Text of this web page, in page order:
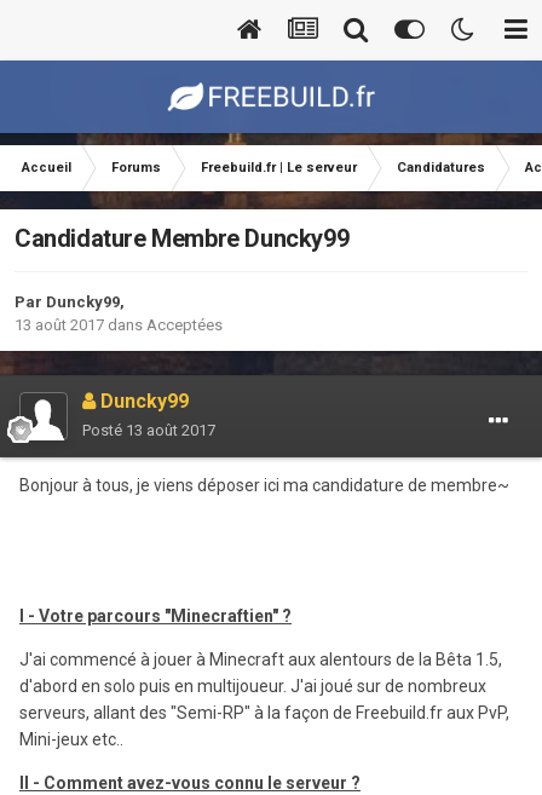
Accueil Forums Freebuild.fr | Le serveur Candidatures
Candidature Membre Duncky99
Par Duncky99,
13 août 2017 dans Acceptées
Duncky99
Posté 13 août 2017
Bonjour à tous, je viens déposer ici ma candidature de membre~
I - Votre parcours "Minecraftien" ?
J'ai commencé à jouer à Minecraft aux alentours de la Bêta 1.5,
d'abord en solo puis en multijoueur. J'ai joué sur de nombreux
serveurs, allant des "Semi-RP" à la façon de Freebuild.fr aux PvP,
Mini-jeux etc..
II - Comment avez-vous connu le serveur ?